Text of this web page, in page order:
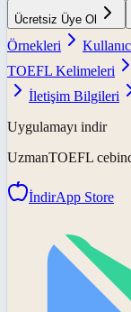
Ücretsiz Üye Ol
Örnekleri
TOEFL Kelimeleri
İletişim Bilgileri
Uygulamayı indir
UzmanTOEFL
İndirApp Store